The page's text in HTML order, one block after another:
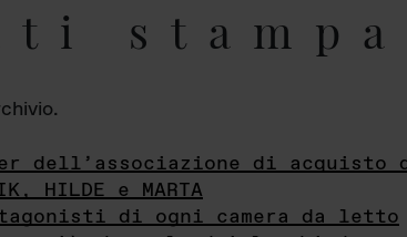
stampa
dell’associazione di acquisto
HILDE e MARTA
di ogni camera da letto